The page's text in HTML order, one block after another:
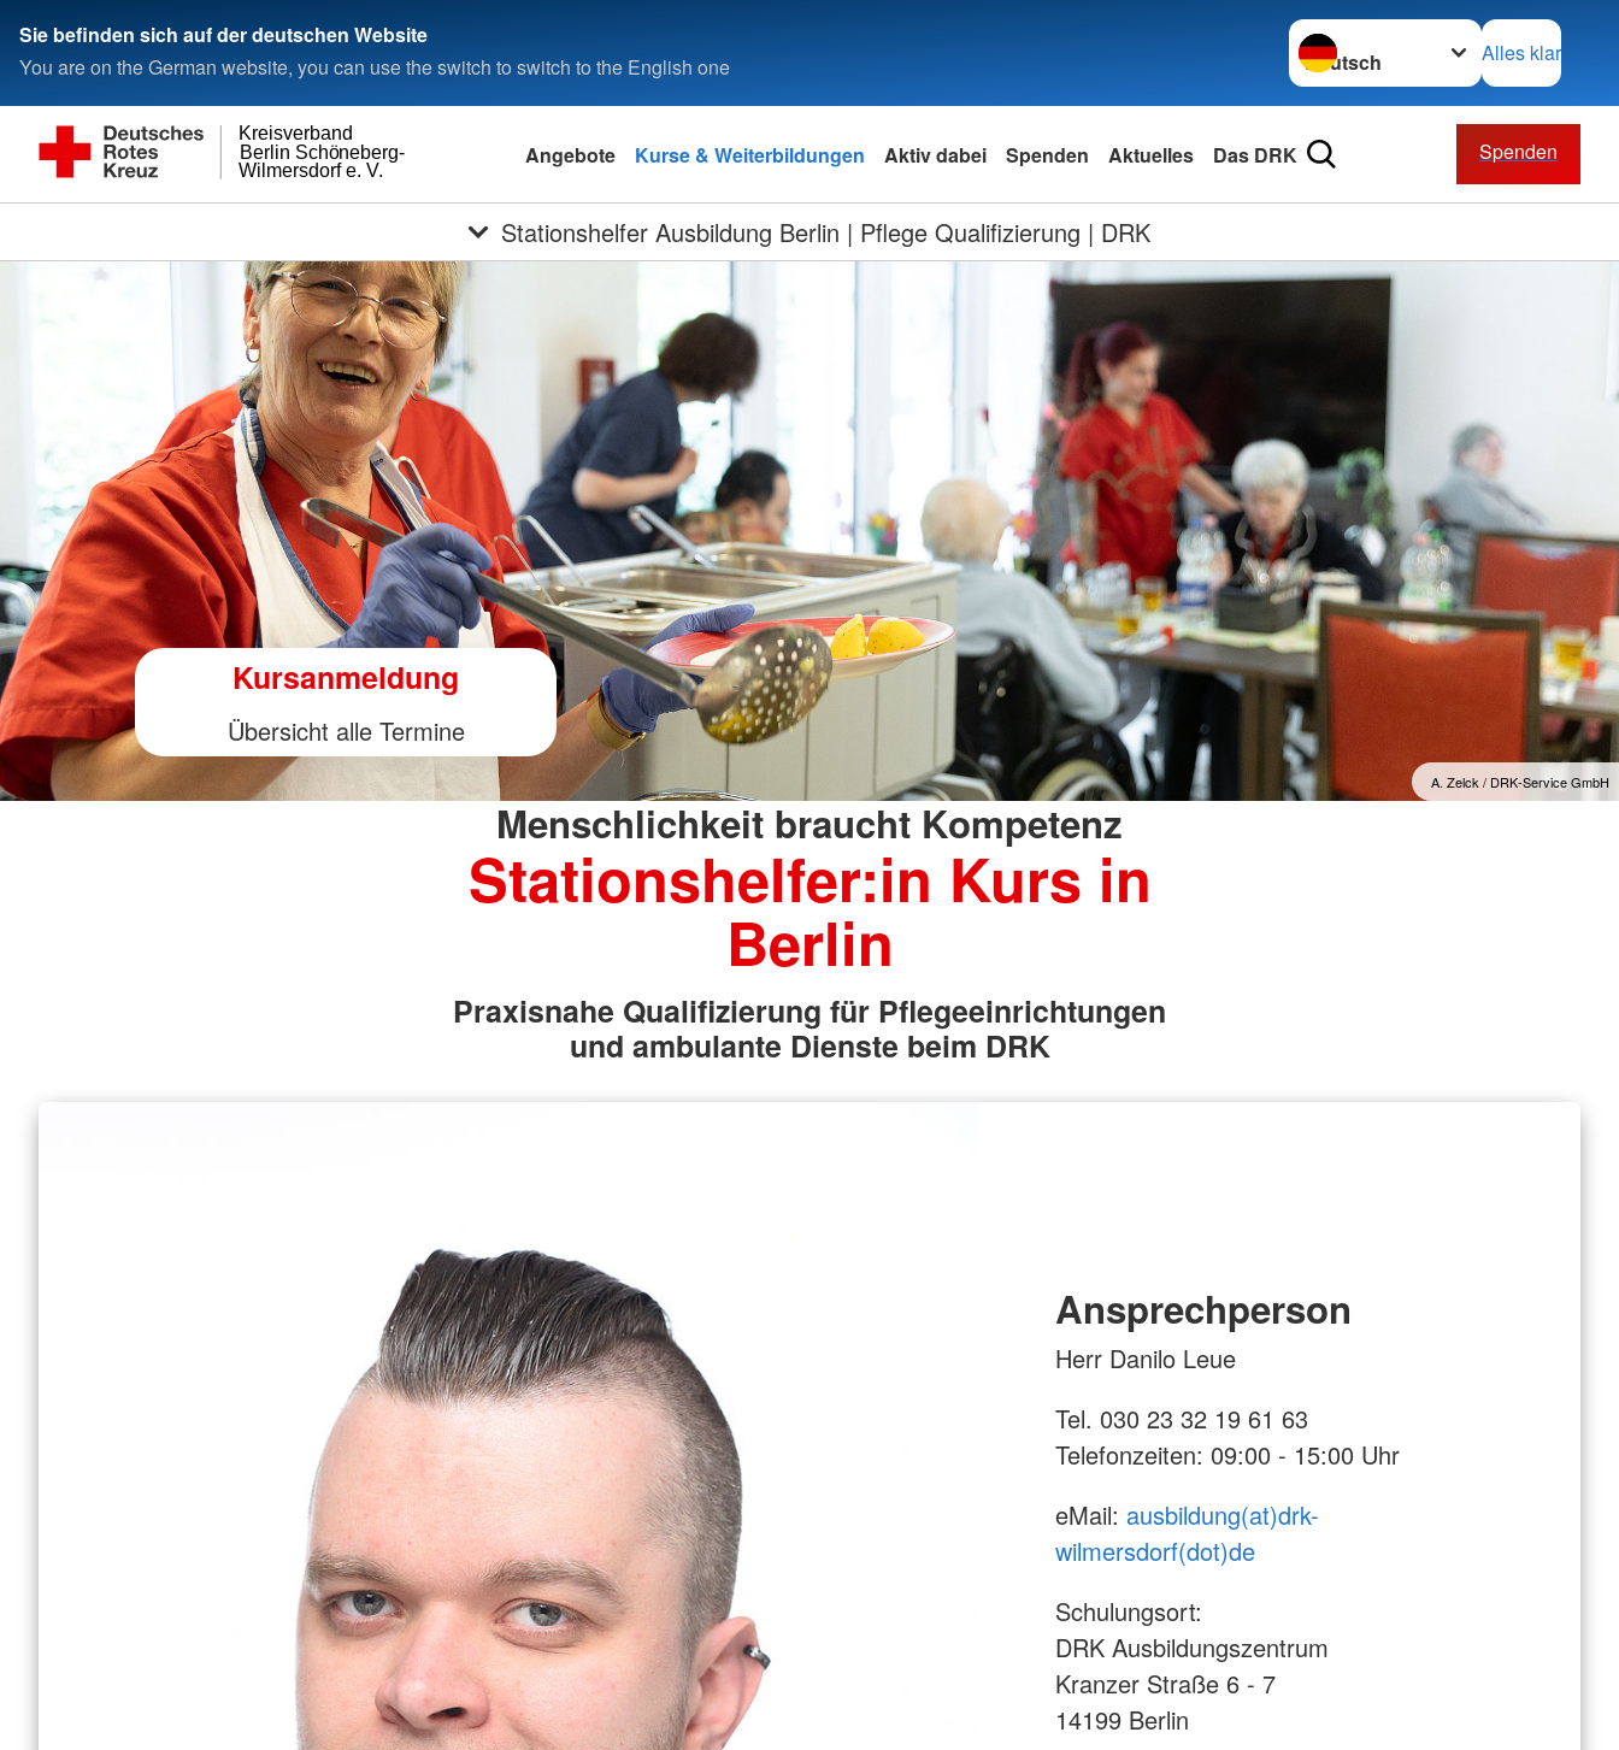
Sie befinden sich auf der deutschen Website
You are on the German website, you can use the switch to switch to the English one
Sprache wechseln zu
Alles klar
Wilmersdorf e. V.
Berlin Schöneberg-
Kreisverband
Angebote Kurse & Weiterbildungen Aktiv dabei Spenden Aktuelles Das DRK Spenden
Stationshelfer Ausbildung Berlin | Pflege Qualifizierung | DRK
A. Zelck / DRK-Service GmbH
Kursanmeldung
Übersicht alle Termine
Menschlichkeit braucht Kompetenz
Stationshelfer:in Kurs in
Berlin
Praxisnahe Qualifizierung für Pflegeeinrichtungen
und ambulante Dienste beim DRK
Ansprechperson
Herr Danilo Leue
Tel. 030 23 32 19 61 63
Telefonzeiten: 09:00 - 15:00 Uhr
eMail: ausbildung(at)drk-
wilmersdorf(dot)de
Schulungsort:
DRK Ausbildungszentrum
Kranzer Straße 6 - 7
14199 Berlin